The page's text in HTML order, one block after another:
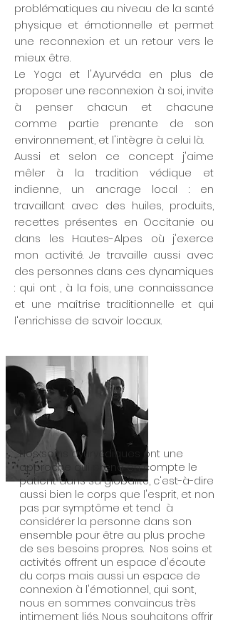
problématiques au niveau de la santé
physique et émotionnelle et permet
une reconnexion et un retour vers le
mieux être.
Le Yoga et l'Ayurvéda en plus de
proposer une reconnexion à soi, invite
à penser chacun et chacune
comme partie prenante de son
environnement, et l'intègre à celui là.
Aussi et selon ce concept j'aime
mêler à la tradition védique et
indienne, un ancrage local : en
travaillant avec des huiles, produits,
recettes présentes en Occitanie ou
dans les Hautes-Alpes où j'exerce
mon activité. Je travaille aussi avec
des personnes dans ces dynamiques
: qui ont , à la fois, une connaissance
et une maîtrise traditionnelle et qui
l'enrichisse de savoir locaux.
Nos soins ayurvédiques ont une
approche qui prend en compte le
patient dans sa globalité, c'est-à-dire
aussi bien le corps que l'esprit, et non
pas par symptôme et tend à
considérer la personne dans son
ensemble pour être au plus proche
de ses besoins propres. Nos soins et
activités offrent un espace d'écoute
du corps mais aussi un espace de
connexion à l'émotionnel, qui sont,
nous en sommes convaincus très
intimement liés. Nous souhaitons offrir